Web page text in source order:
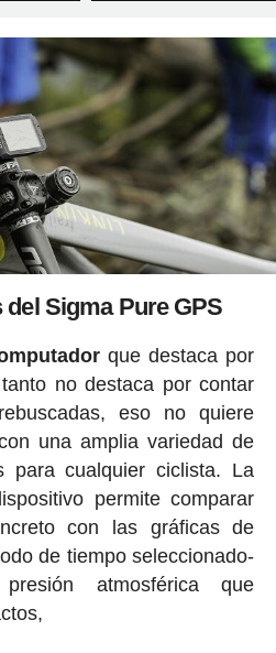
Sigma Pure GPS
que destaca por
no destaca por contar
eso no quiere
una amplia variedad de
para cualquier ciclista. La
permite comparar
con las gráficas de
de tiempo seleccionado-
atmosférica que